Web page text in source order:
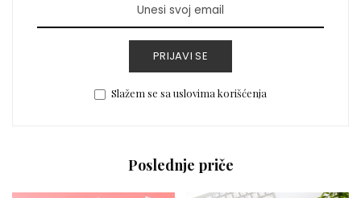
PRIJAVI SE
Slažem se sa uslovima korišćenja
Poslednje priče